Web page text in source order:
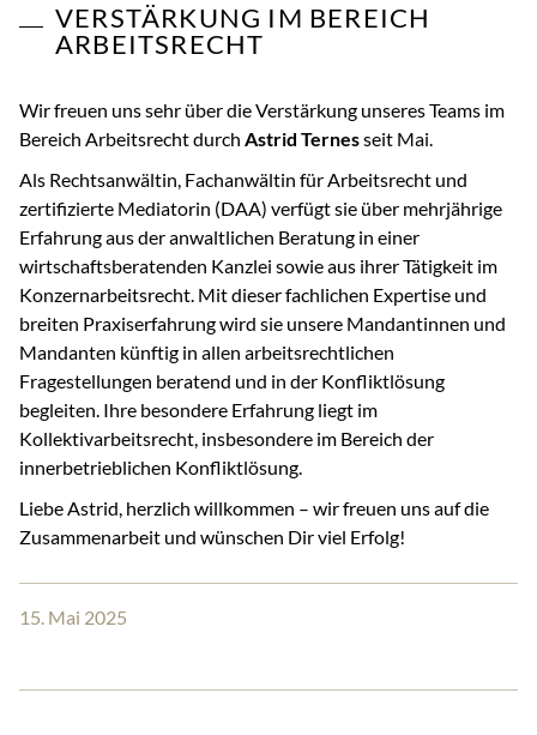
VERSTÄRKUNG IM BEREICH
ARBEITSRECHT
Wir freuen uns sehr über die Verstärkung unseres Teams im
Bereich Arbeitsrecht durch Astrid Ternesseit Mai.
Als Rechtsanwältin, Fachanwältin für Arbeitsrecht und
zertifizierte Mediatorin (DAA) verfügt sie über mehrjährige
Erfahrung aus der anwaltlichen Beratung in einer
wirtschaftsberatenden Kanzlei sowie aus ihrer Tätigkeit im
Konzernarbeitsrecht. Mit dieser fachlichen Expertise und
breiten Praxiserfahrung wird sie unsere Mandantinnen und
Mandanten künftig in allen arbeitsrechtlichen
Fragestellungen beratend und in der Konfliktlösung
begleiten. Ihre besondere Erfahrung liegt im
Kollektivarbeitsrecht, insbesondere im Bereich der
innerbetrieblichen Konfliktlösung.
Liebe Astrid, herzlich willkommen – wir freuen uns auf die
Zusammenarbeit und wünschen Dir viel Erfolg!
15. Mai 2025